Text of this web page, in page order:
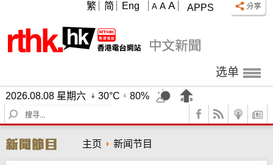
APPS
A A A
繁 简 Eng
选单
2026.08.08 星期六 30°C
80%
S
e
r
c
主页 新闻节目